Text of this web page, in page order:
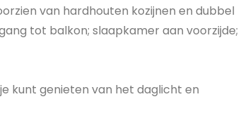
van hardhouten kozijnen en dubbel
tot balkon; slaapkamer aan voorzijde;
kunt genieten van het daglicht en